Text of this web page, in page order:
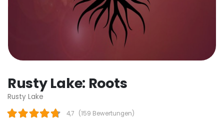
Rusty Lake: Roots
Rusty Lake
4,7 (159 Bewertungen)